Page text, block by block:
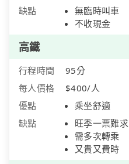
缺點
無臨時叫車
不收現金
高鐵
行程時間
95分
每人價格
$400/人
優點
乘坐舒適
缺點
旺季一票難求
需多次轉乘
又貴又費時